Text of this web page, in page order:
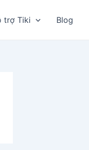
trợ Tiki Blog